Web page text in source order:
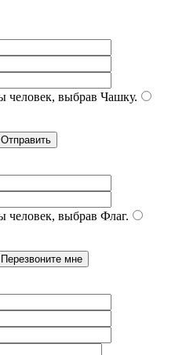
человек, выбрав Чашку.
человек, выбрав Флаг.